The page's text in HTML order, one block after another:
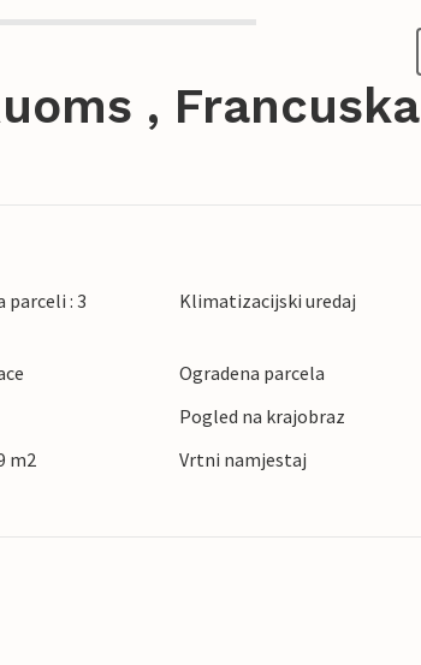
, Francuska
parceli : 3
Klimatizacijski uredaj
Ogradena parcela
Pogled na krajobraz
m2
Vrtni namjestaj